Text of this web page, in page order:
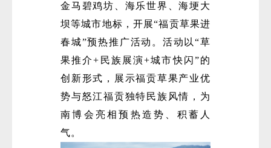
金马碧鸡坊、海乐世界、海埂大
坝等城市地标，开展“福贡草果进
春城”预热推广活动。活动以“草
果推介+民族展演+城市快闪”的
创新形式，展示福贡草果产业优
势与怒江福贡独特民族风情，为
南博会亮相预热造势、积蓄人
气。